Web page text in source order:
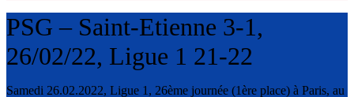
PSG – Saint-Etienne 3-1,
26/02/22, Ligue 1 21-22
Samedi 26.02.2022, Ligue 1, 26ème journée (1ère place) à Paris, au